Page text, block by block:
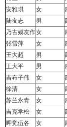
安雅琪
女
陆友志
男
乃古嫫友作女
张雪萍
女
王大超
男
王大平
男
吉布子伟
女
徐清
女
苏兰永青
女
吉克学松
女
呷觉伍各
女